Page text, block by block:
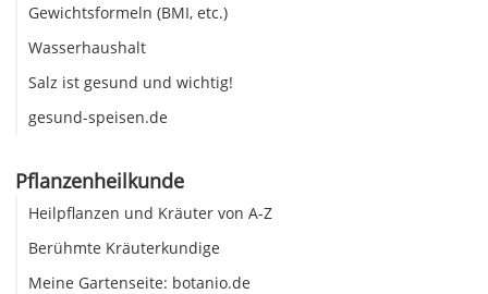
Gewichtsformeln (BMI, etc.)
Wasserhaushalt
Salz ist gesund und wichtig!
gesund-speisen.de
Pflanzenheilkunde
Heilpflanzen und Kräuter von A-Z
Berühmte Kräuterkundige
Meine Gartenseite: botanio.de